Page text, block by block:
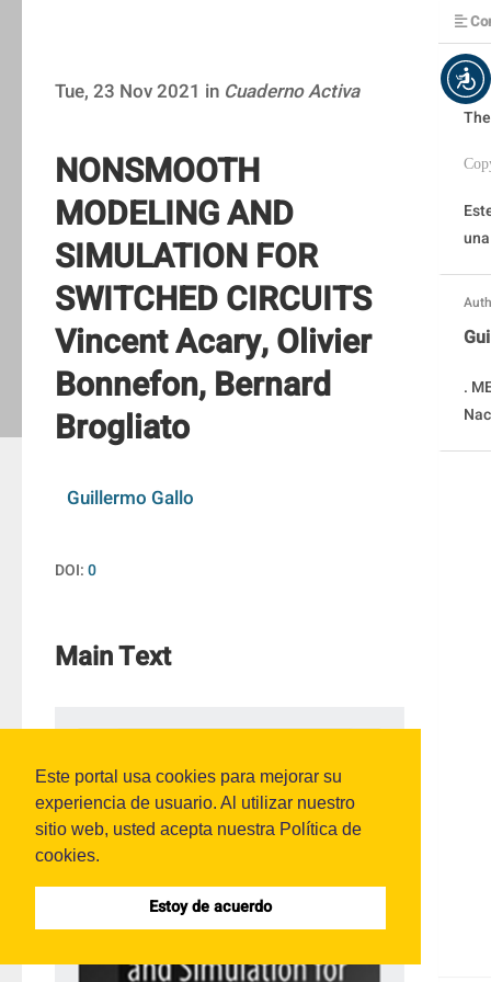
Este portal usa cookies para mejorar su
experiencia de usuario. Al utilizar nuestro
sitio web, usted acepta nuestra Política de
cookies.
Estoy de acuerdo
Tue, 23 Nov 2021 in Cuaderno Activa
NONSMOOTH
MODELING AND
SIMULATION FOR
SWITCHED CIRCUITS
Vincent Acary, Olivier
Bonnefon, Bernard
Brogliato
Guillermo Gallo
DOI:0
Main Text
.